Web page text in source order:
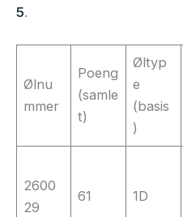
5.
Ølnu
mmer
Poeng
(samle
t)
Øltyp
e
(basis
)
2600
29
61 1D